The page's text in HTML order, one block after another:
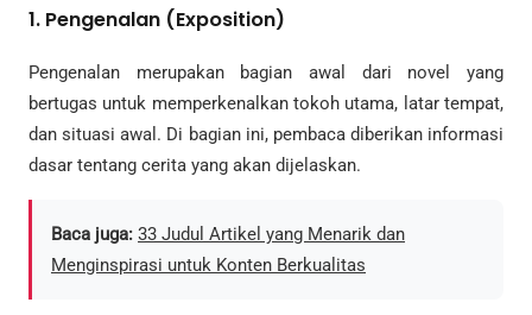
1. Pengenalan (Exposition)
Pengenalan merupakan bagian awal dari novel yang
bertugas untuk memperkenalkan tokoh utama, latar tempat,
dan situasi awal. Di bagian ini, pembaca diberikan informasi
dasar tentang cerita yang akan dijelaskan.
Baca juga: 33 Judul Artikel yang Menarik dan
Menginspirasi untuk Konten Berkualitas